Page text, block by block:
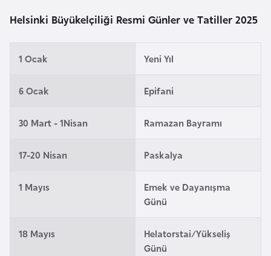
Helsinki Büyükelçiliği Resmi Günler ve Tatiller 2025
1 Ocak Yeni Yıl
6 Ocak Epifani
30 Mart - 1Nisan Ramazan Bayramı
17-20 Nisan Paskalya
1 Mayıs
Emek ve Dayanışma
Günü
18 Mayıs
Helatorstai/Yükseliş
Günü
a
a
r
y
n